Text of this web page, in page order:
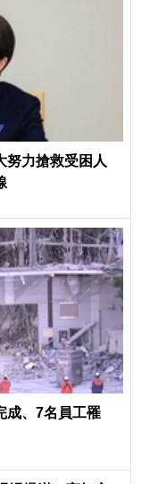
努力搶救受困人
成、7名員工罹